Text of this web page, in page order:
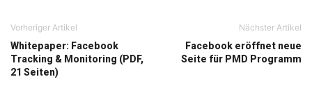
Vorheriger Artikel
Whitepaper: Facebook
Tracking & Monitoring (PDF,
21 Seiten)
Nächster Artikel
Facebook eröffnet neue
Seite für PMD Programm